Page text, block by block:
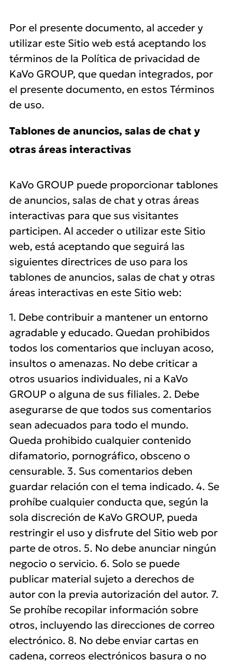
Por el presente documento, al acceder y
utilizar este Sitio web está aceptando los
términos de la Política de privacidad de
KaVo GROUP, que quedan integrados, por
el presente documento, en estos Términos
de uso.
Tablones de anuncios, salas de chat y
otras áreas interactivas
KaVo GROUP puede proporcionar tablones
de anuncios, salas de chat y otras áreas
interactivas para que sus visitantes
participen. Al acceder o utilizar este Sitio
web, está aceptando que seguirá las
siguientes directrices de uso para los
tablones de anuncios, salas de chat y otras
áreas interactivas en este Sitio web:
1. Debe contribuir a mantener un entorno
agradable y educado. Quedan prohibidos
todos los comentarios que incluyan acoso,
insultos o amenazas. No debe criticar a
otros usuarios individuales, ni a KaVo
GROUP o alguna de sus filiales. 2. Debe
asegurarse de que todos sus comentarios
sean adecuados para todo el mundo.
Queda prohibido cualquier contenido
difamatorio, pornográfico, obsceno o
censurable. 3. Sus comentarios deben
guardar relación con el tema indicado. 4. Se
prohíbe cualquier conducta que, según la
sola discreción de KaVo GROUP, pueda
restringir el uso y disfrute del Sitio web por
parte de otros. 5. No debe anunciar ningún
negocio o servicio. 6. Solo se puede
publicar material sujeto a derechos de
autor con la previa autorización del autor. 7.
Se prohíbe recopilar información sobre
otros, incluyendo las direcciones de correo
electrónico. 8. No debe enviar cartas en
cadena, correos electrónicos basura o no